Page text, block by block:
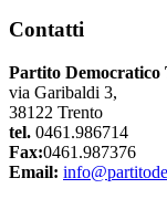
Contatti
Partito Democratico
via Garibaldi 3,
38122 Trento
tel. 0461.986714
Fax:0461.987376
Email: